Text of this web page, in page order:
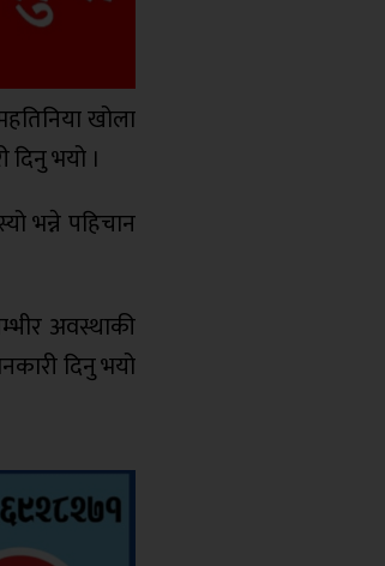
खोला
दिनु भयो ।
भन्ने पहिचान
अवस्थाकी
दिनु भयो